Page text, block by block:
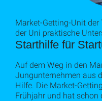
Starthilfe für
Market-Getting-Unit
der Uni praktische
Auf dem Weg in den
Jungunternehmen aus
Hilfe. Die Market-
Frühjahr und hat schon